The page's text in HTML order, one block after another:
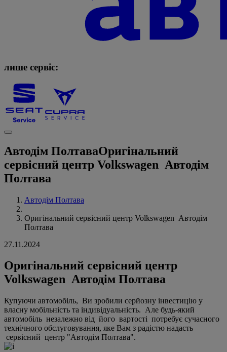
лише сервіс:
Автодім ПолтаваОригінальний
сервісний центр Volkswagen Автодім
Полтава
Автодім Полтава
Оригінальний сервісний центр Volkswagen Автодім
Полтава
27.11.2024
Оригінальний сервісний центр
Volkswagen Автодім Полтава
Купуючи автомобіль, Ви зробили серйозну інвестицію у
власну мобільність та індивідуальність. Але будь-який
автомобіль незалежно від його вартості потребує сучасного
технічного обслуговування, яке Вам з радістю надасть
сервісний центр "Автодім Полтава".